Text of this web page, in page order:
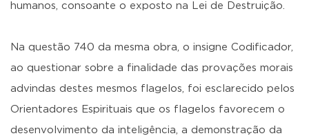
humanos, consoante o exposto na Lei de Destruição.
Na questão 740 da mesma obra, o insigne Codificador,
ao questionar sobre a finalidade das provações morais
advindas destes mesmos flagelos, foi esclarecido pelos
Orientadores Espirituais que os flagelos favorecem o
desenvolvimento da inteligência, a demonstração da